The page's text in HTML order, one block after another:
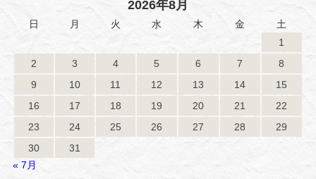
2026年8月
日 月 火 水 木 金
土
1
2
3 4 5 6 7
8
9
10 11 12 13 14
15
16
17 18 19 20 21
22
23
24 25 26 27 28
29
30
31
« 7月